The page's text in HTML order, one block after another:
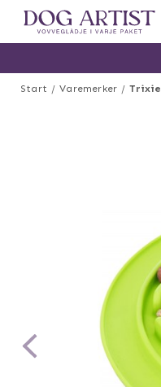
Start Varemerker Trixie